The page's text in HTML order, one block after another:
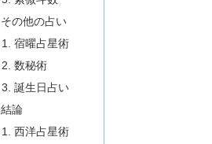
その他の占い
宿曜占星術
数秘術
誕生日占い
結論
西洋占星術